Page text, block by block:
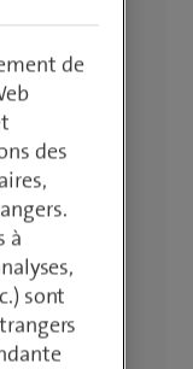
de
des
à
sont